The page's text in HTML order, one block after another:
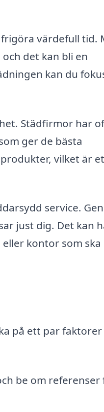
värdefull tid.
det kan bli en
kan du
Städfirmor har
ger de bästa
vilket är
service.
just dig. Det kan
kontor som ska
på ett par
be om referenser